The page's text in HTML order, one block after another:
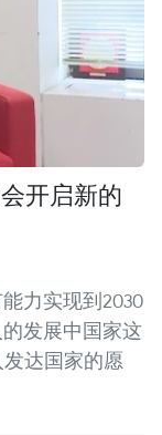
开启新的
力实现到2030
发展中国家这
达国家的愿